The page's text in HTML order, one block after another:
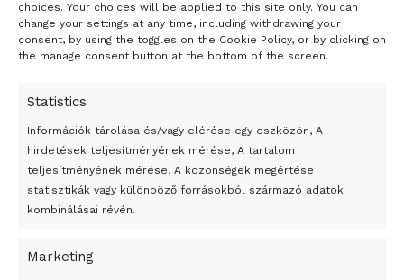
choices. Your choices will be applied to this site only. You can
change your settings at any time, including withdrawing your
consent, by using the toggles on the Cookie Policy, or by clicking on
the manage consent button at the bottom of the screen.
Statistics
Információk tárolása és/vagy elérése egy eszközön, A
hirdetések teljesítményének mérése, A tartalom
teljesítményének mérése, A közönségek megértése
statisztikák vagy különböző forrásokból származó adatok
kombinálásai révén.
Marketing